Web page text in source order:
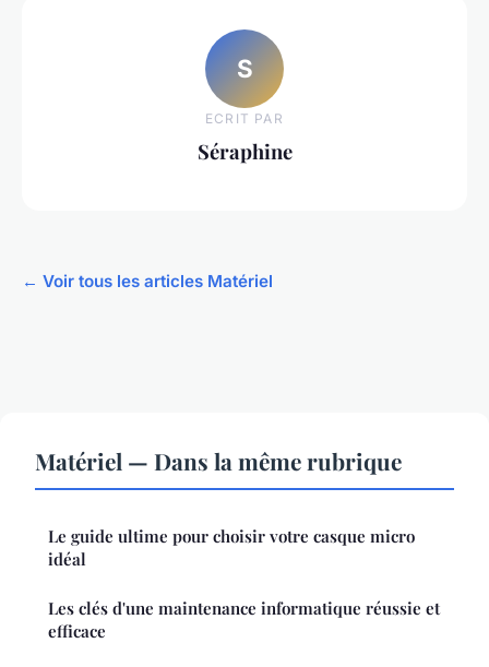
S
ECRIT PAR
Séraphine
← Voir tous les articles Matériel
Matériel — Dans la même rubrique
Le guide ultime pour choisir votre casque micro
idéal
Les clés d'une maintenance informatique réussie et
efficace